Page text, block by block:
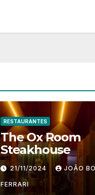
RESTAURANTES
The Ox Room
Steakhouse
21/11/2024 JOÃO
FERRARI